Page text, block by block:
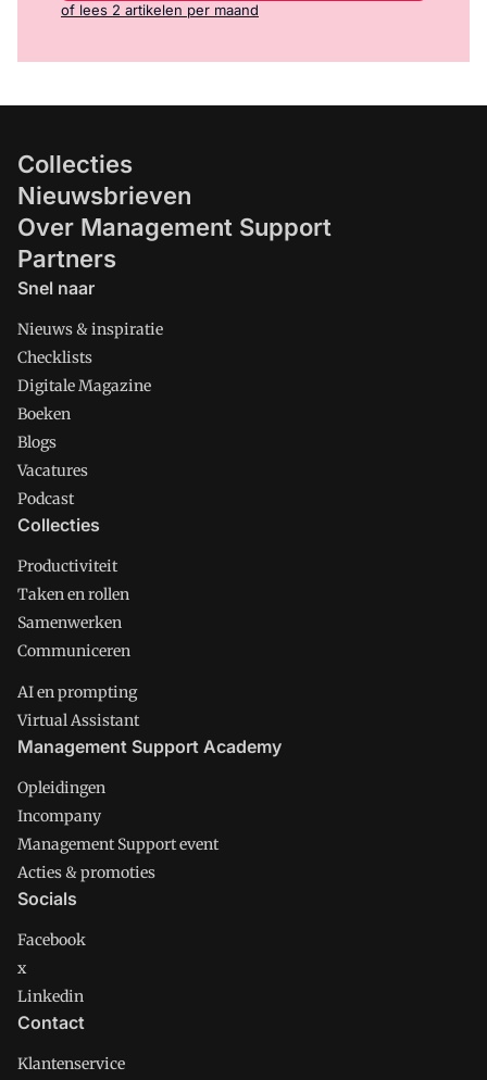
of lees 2 artikelen per maand
Collecties
Nieuwsbrieven
Over Management Support
Partners
Snel naar
Nieuws & inspiratie
Checklists
Digitale Magazine
Boeken
Blogs
Vacatures
Podcast
Collecties
Productiviteit
Taken en rollen
Samenwerken
Communiceren
AI en prompting
Virtual Assistant
Management Support Academy
Opleidingen
Incompany
Management Support event
Acties & promoties
Socials
Facebook
x
Linkedin
Contact
Klantenservice